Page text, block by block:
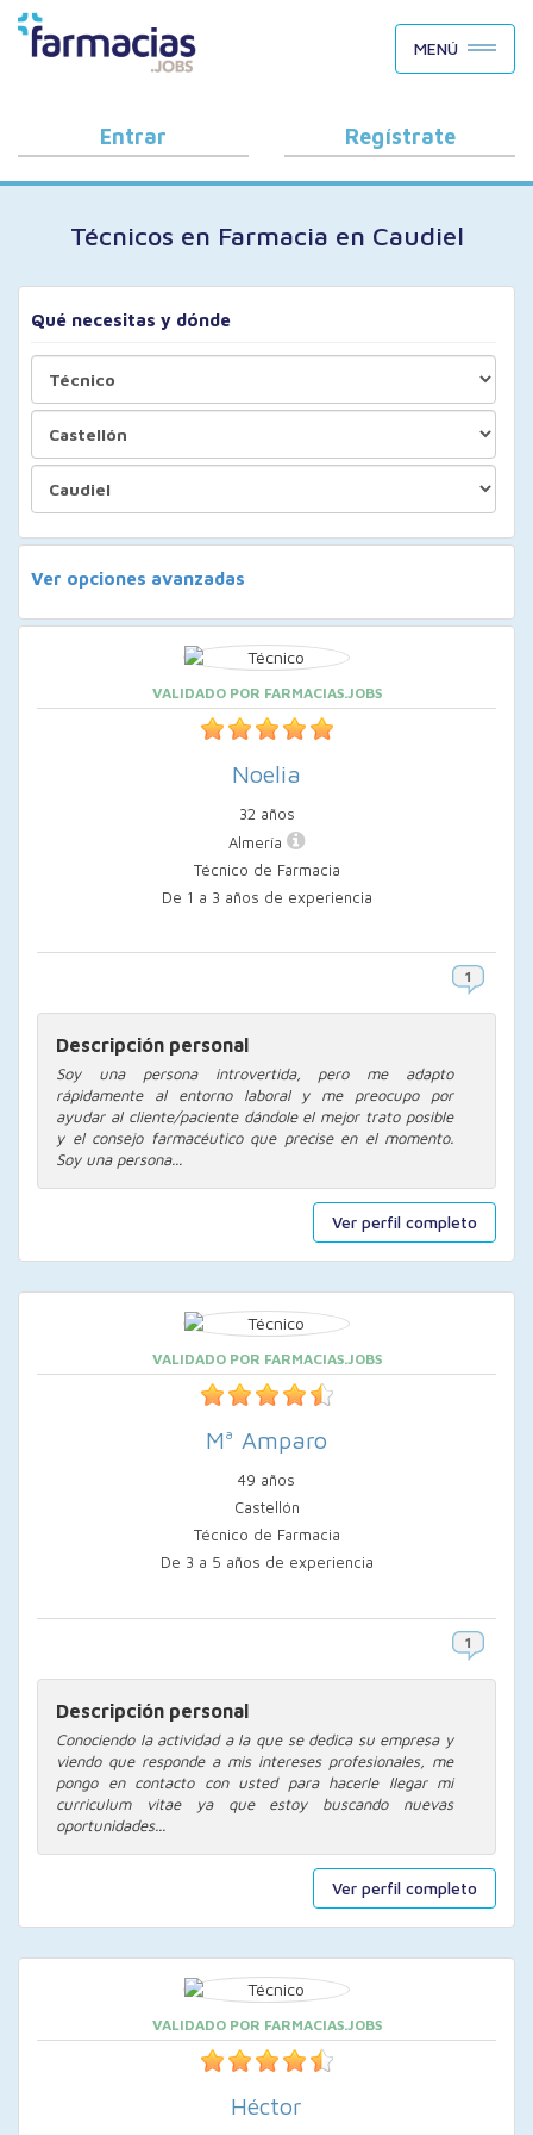
BUSCAR CANDIDATOS
OFERTAS DE EMPLEO
COMO FUNCIONA
PORQUÉ FARMACIAS.JOBS
BLOG
MENÚ
Entrar Regístrate
Técnicos en Farmacia en Caudiel
Qué necesitas y dónde
Ver opciones avanzadas
Ver perfil completo
VALIDADO POR FARMACIAS.JOBS
Noelia
32 años
Almería
Técnico de Farmacia
De 1 a 3 años de experiencia
Descripción personal
Soy una persona introvertida, pero me adapto
rápidamente al entorno laboral y me preocupo por
ayudar al cliente/paciente dándole el mejor trato posible
y el consejo farmacéutico que precise en el momento.
Soy una persona...
Ver perfil completo
VALIDADO POR FARMACIAS.JOBS
Mª Amparo
49 años
Castellón
Técnico de Farmacia
De 3 a 5 años de experiencia
Descripción personal
Conociendo la actividad a la que se dedica su empresa y
viendo que responde a mis intereses profesionales, me
pongo en contacto con usted para hacerle llegar mi
curriculum vitae ya que estoy buscando nuevas
oportunidades...
VALIDADO POR FARMACIAS.JOBS
Héctor